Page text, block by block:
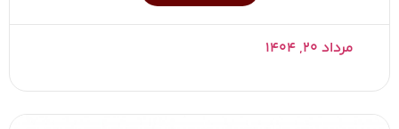
مرداد ۲۰, ۱۴۰۴